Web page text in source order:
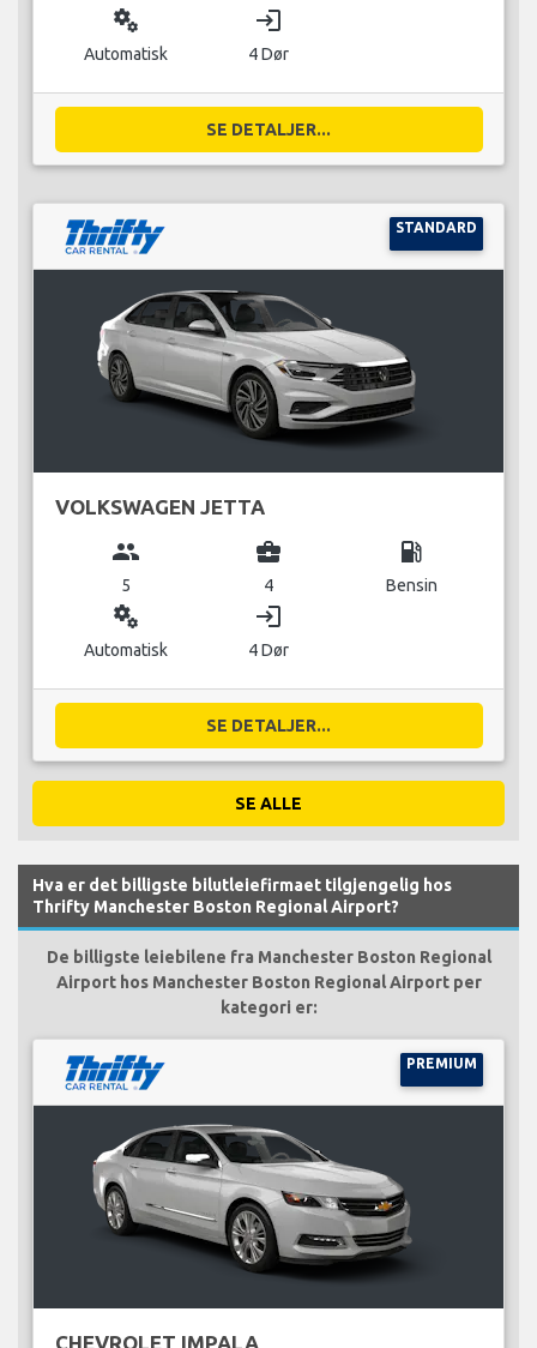
miscellaneous_services
Automatisk
login
4 Dør
SE DETALJER...
STANDARD
VOLKSWAGEN JETTA
group
5
business_center
4
local_gas_station
Bensin
miscellaneous_services
Automatisk
login
4 Dør
SE DETALJER...
SE ALLE
Hva er det billigste bilutleiefirmaet tilgjengelig hos
Thrifty Manchester Boston Regional Airport?
De billigste leiebilene fra Manchester Boston Regional
Airport hos Manchester Boston Regional Airport per
kategori er:
PREMIUM
CHEVROLET IMPALA